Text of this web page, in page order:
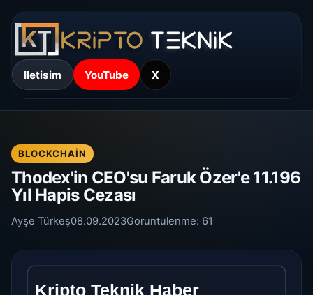
Iletisim YouTube X
BLOCKCHAIN
Thodex'in CEO'su Faruk Özer'e 11.196
Yıl Hapis Cezası
Ayşe Türkeş08.09.2023Goruntulenme: 61